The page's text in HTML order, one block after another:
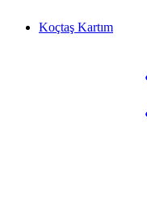
Koçtaş Kartım